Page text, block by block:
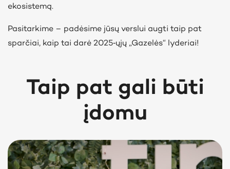
ekosistemą.
Pasitarkime – padėsime jūsų verslui augti taip pat
sparčiai, kaip tai darė 2025‑ųjų „Gazelės“ lyderiai!
Taip pat gali būti
įdomu